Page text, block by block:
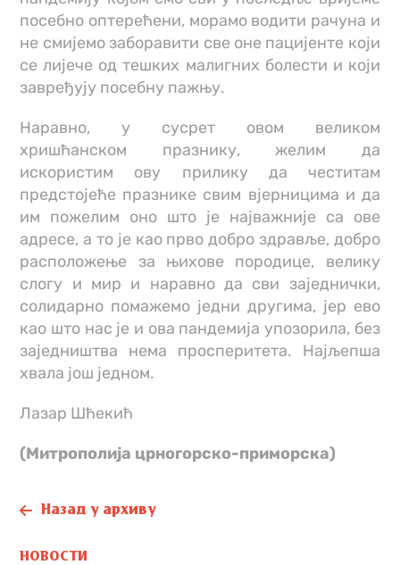
посебно оптерећени, морамо водити рачуна и
не смијемо заборавити све оне пацијенте који
се лијече од тешких малигних болести и који
завређују посебну пажњу.
Наравно, у сусрет овом великом
хришћанском празнику, желим да
искористим ову прилику да честитам
предстојеће празнике свим вјерницима и да
им пожелим оно што је најважније са ове
адресе, а то је као прво добро здравље, добро
расположење за њихове породице, велику
слогу и мир и наравно да сви заједнички,
солидарно помажемо једни другима, јер ево
као што нас је и ова пандемија упозорила, без
заједништва нема просперитета. Најљепша
хвала још једном.
Лазар Шћекић
(Митрополија црногорско-приморска)
Назад у архиву
НОВОСТИ